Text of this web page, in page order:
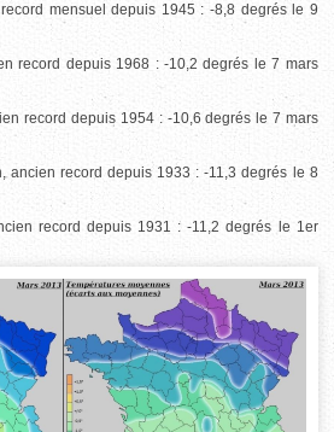
mensuel depuis 1945 : -8,8 degrés le 9
record depuis 1968 : -10,2 degrés le 7 mars
record depuis 1954 : -10,6 degrés le 7 mars
ancien record depuis 1933 : -11,3 degrés le 8
record depuis 1931 : -11,2 degrés le 1er